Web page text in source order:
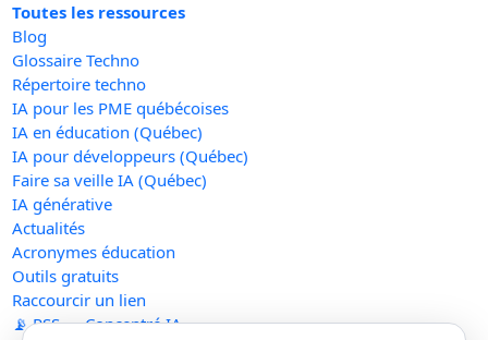
Toutes les ressources
Blog
Glossaire Techno
Répertoire techno
IA pour les PME québécoises
IA en éducation (Québec)
IA pour développeurs (Québec)
Faire sa veille IA (Québec)
IA générative
Actualités
Acronymes éducation
Outils gratuits
Raccourcir un lien
📡 RSS — Concentré IA